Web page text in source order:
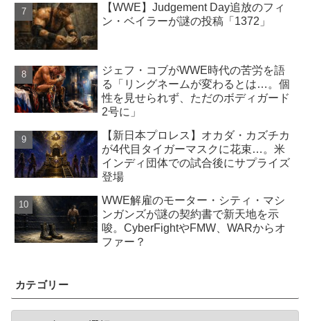
【WWE】Judgement Day追放のフィ
ン・ベイラーが謎の投稿「1372」
ジェフ・コブがWWE時代の苦労を語
る「リングネームが変わるとは…。個
性を見せられず、ただのボディガード
2号に」
【新日本プロレス】オカダ・カズチカ
が4代目タイガーマスクに花束…。米
インディ団体での試合後にサプライズ
登場
WWE解雇のモーター・シティ・マシ
ンガンズが謎の契約書で新天地を示
唆。CyberFightやFMW、WARからオ
ファー？
カテゴリー